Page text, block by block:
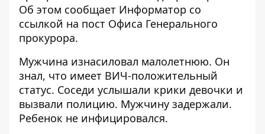
Об этом сообщает Информатор со
ссылкой на пост Офиса Генерального
прокурора.
Мужчина изнасиловал малолетнюю. Он
знал, что имеет ВИЧ-положительный
статус. Соседи услышали крики девочки и
вызвали полицию. Мужчину задержали.
Ребенок не инфицировался.